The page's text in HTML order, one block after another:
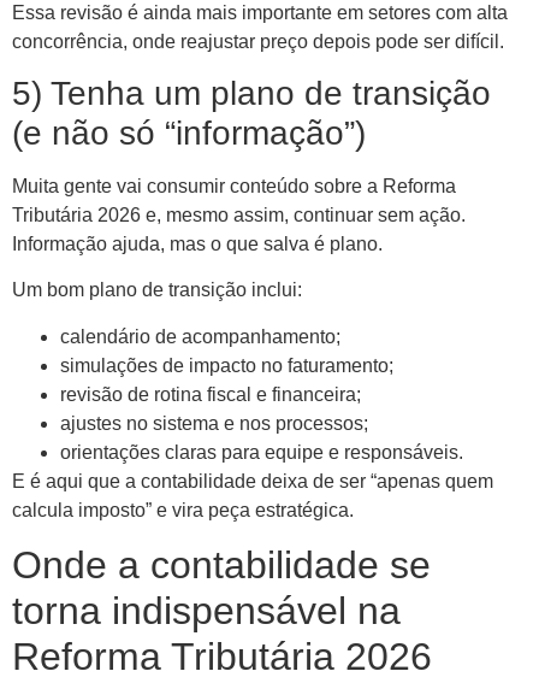
Essa revisão é ainda mais importante em setores com alta
concorrência, onde reajustar preço depois pode ser difícil.
5) Tenha um plano de transição
(e não só “informação”)
Muita gente vai consumir conteúdo sobre a Reforma
Tributária 2026 e, mesmo assim, continuar sem ação.
Informação ajuda, mas o que salva é plano.
Um bom plano de transição inclui:
calendário de acompanhamento;
simulações de impacto no faturamento;
revisão de rotina fiscal e financeira;
ajustes no sistema e nos processos;
orientações claras para equipe e responsáveis.
E é aqui que a contabilidade deixa de ser “apenas quem
calcula imposto” e vira peça estratégica.
Onde a contabilidade se
torna indispensável na
Reforma Tributária 2026